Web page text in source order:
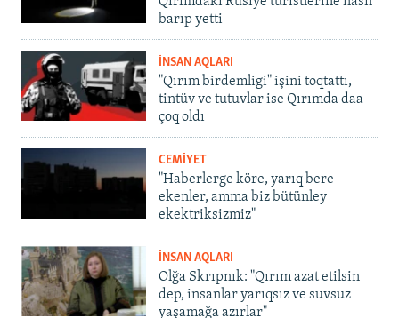
barıp yetti
İNSAN AQLARI
"Qırım birdemligi" işini toqtattı,
tintüv ve tutuvlar ise Qırımda daa
çoq oldı
CEMİYET
"Haberlerge köre, yarıq bere
ekenler, amma biz bütünley
ekektriksizmiz"
İNSAN AQLARI
Olğa Skrıpnık: "Qırım azat etilsin
dep, insanlar yarıqsız ve suvsuz
yaşamağa azırlar"